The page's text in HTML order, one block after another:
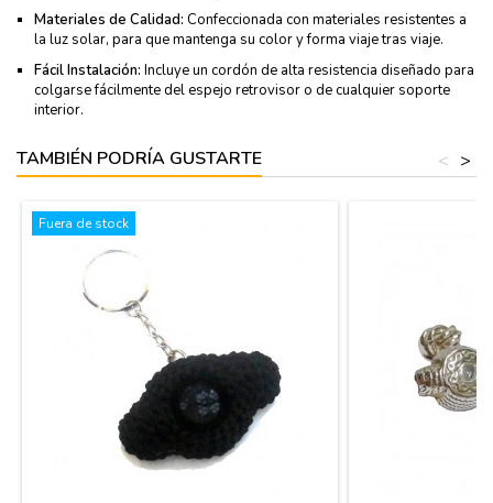
Materiales de Calidad: Confeccionada con materiales resistentes a
la luz solar, para que mantenga su color y forma viaje tras viaje.
Fácil Instalación: Incluye un cordón de alta resistencia diseñado para
colgarse fácilmente del espejo retrovisor o de cualquier soporte
interior.
TAMBIÉN PODRÍA GUSTARTE >
<
Fuera de stock